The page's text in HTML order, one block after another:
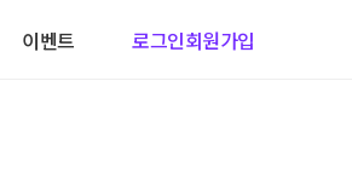
이벤트 로그인회원가입